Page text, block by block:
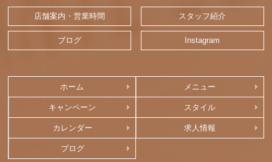
店舗案内・営業時間 スタッフ紹介
ブログ Instagram
ホーム メニュー
キャンペーン スタイル
カレンダー 求人情報
ブログ